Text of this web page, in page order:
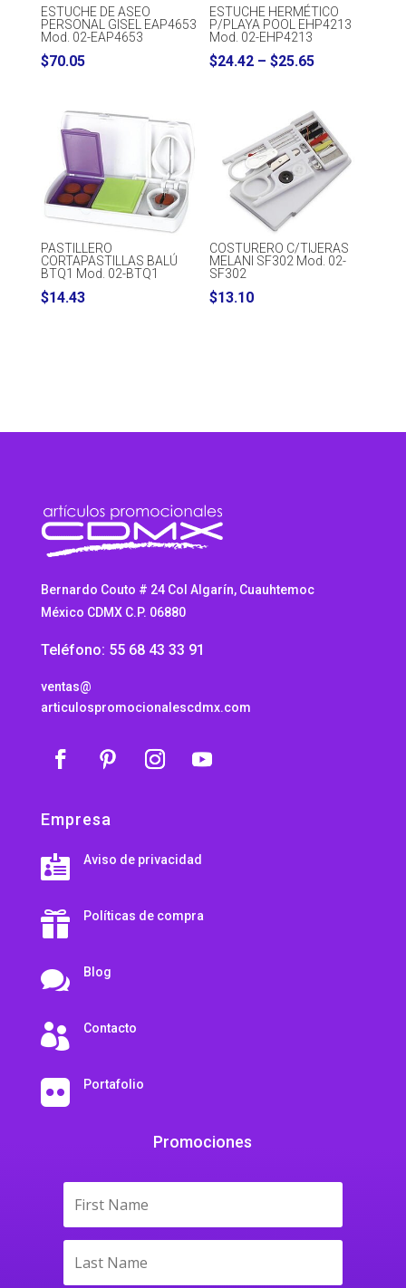
ESTUCHE DE ASEO
PERSONAL GISEL EAP4653
Mod. 02-EAP4653
$70.05
ESTUCHE HERMÉTICO
P/PLAYA POOL EHP4213
Mod. 02-EHP4213
$24.42 – $25.65Price
$24.42
through
$25.65
PASTILLERO
CORTAPASTILLAS BALÚ
BTQ1 Mod. 02-BTQ1
$14.43
COSTURERO C/TIJERAS
MELANI SF302 Mod. 02-
SF302
$13.10
Bernardo Couto # 24 Col Algarín, Cuauhtemoc
México CDMX C.P. 06880
Teléfono: 55 68 43 33 91
ventas@
articulospromocionalescdmx.com
Empresa
 Aviso de privacidad
 Políticas de compra
 Blog
 Contacto
 Portafolio
Promociones